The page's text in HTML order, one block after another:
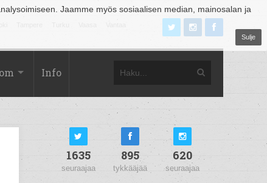
Jaamme myös sosiaalisen median, mainosalan ja
Sulje
Info
1635
seuraajaa
895
tykkääjää
620
seuraajaa